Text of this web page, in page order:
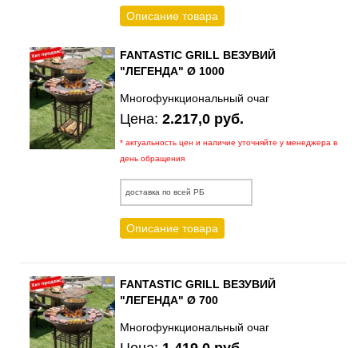
Описание товара
FANTASTIC GRILL ВЕЗУВИЙ
"ЛЕГЕНДА" Ø 1000
Многофункциональный очаг
Цена: 2.217,0 руб.
* актуальность цен и наличие уточняйте у менеджера в
день обращения
доставка по всей РБ
Описание товара
FANTASTIC GRILL ВЕЗУВИЙ
"ЛЕГЕНДА" Ø 700
Многофункциональный очаг